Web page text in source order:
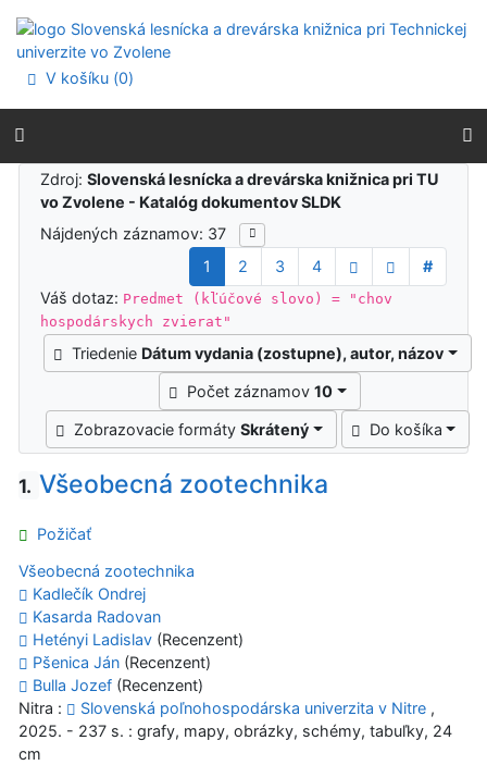
Prejsť na menu
Prehlásenie o webovej prístupnosti
V košíku (0)
Výsledky vyhľadávania
Zdroj:Slovenská lesnícka a drevárska knižnica pri TU
vo Zvolene - Katalóg dokumentov SLDK
Nájdených záznamov: 37
1
2 3 4
#
Váš dotaz: Predmet (kľúčové slovo) = "chov
hospodárskych zvierat"
Triedenie Dátum vydania (zostupne), autor, názov
Počet záznamov10
Zobrazovacie formátySkrátený Do košíka
1. Všeobecná zootechnika
Požičať
Všeobecná zootechnika
Kadlečík Ondrej
Kasarda Radovan
Hetényi Ladislav (Recenzent)
Pšenica Ján (Recenzent)
Bulla Jozef (Recenzent)
Nitra :
Slovenská poľnohospodárska univerzita v Nitre ,
2025. - 237 s. : grafy, mapy, obrázky, schémy, tabuľky, 24
cm